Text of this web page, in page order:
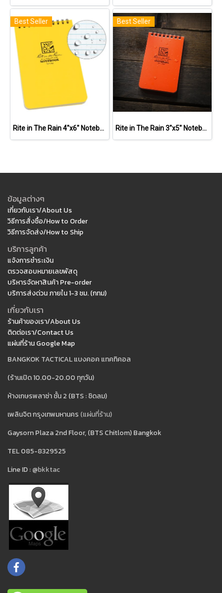
Best Seller
Rite in The Rain 4"x6" Notebook
Best Seller
Rite in The Rain 3"x5" Notebook
ข้อมูลต่างๆ
เกี่ยวกับเรา/About Us
วิธีการสั่งซื้อ/How to Order
วิธีการจัดส่ง/How to Ship
บริการลูกค้า
แจ้งการชำระเงิน
ตรวจสอบหมายเลขพัสดุ
บริหารจัดหาสินค้า Pre-order
บริการส่งด่วน ภายใน 1-3 ชม. (กทม)
เกี่ยวกับเรา
ร้านค้าของเรา/About Us
ติดต่อเรา/Contact Us
แผ่นที่ร้าน Google Map
BANGKOK TACTICAL แบงคอค แทคทิคอล
(ร้านเปิด 10.00-20.00 ทุกวัน)
ห้างเกษรพลาซ่า ชั้น 2 (BTS : ชิดลม)
เพลินจิต กรุงเทพมหานคร (แผ่นที่ร้าน)
Gaysorn Plaza 2nd Floor, (BTS Chitlom) Bangkok
TEL 085-8329525
Line ID :@bkktac